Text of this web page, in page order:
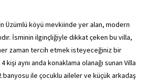
Üzümlü köyü mevkiinde yer alan, modern
İsminin ilginçliğiyle dikkat çeken bu villa,
zaman tercih etmek isteyeceğiniz bir
kişi aynı anda konaklama olanağı sunan Villa
banyosu ile çocuklu aileler ve küçük arkadaş